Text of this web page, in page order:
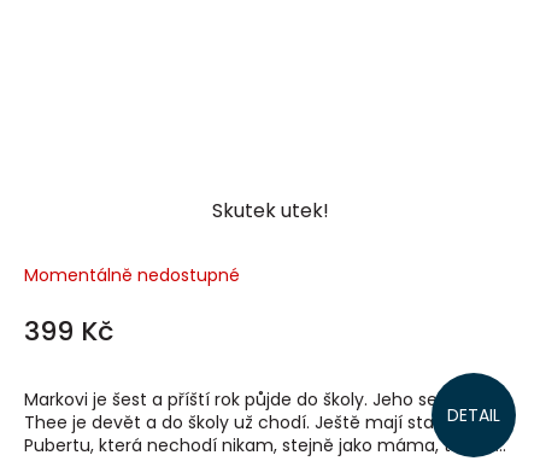
Skutek utek!
Momentálně nedostupné
399 Kč
DETAIL
Markovi je šest a příští rok půjde do školy. Jeho sestře
Thee je devět a do školy už chodí. Ještě mají starší ségru
Pubertu, která nechodí nikam, stejně jako máma, táta a...